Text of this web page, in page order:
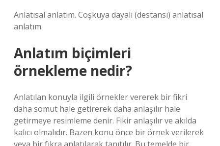
Anlatısal anlatım. Coşkuya dayalı (destansı) anlatısal
anlatım.
Anlatım biçimleri
örnekleme nedir?
Anlatılan konuyla ilgili örnekler vererek bir fikri
daha somut hale getirerek daha anlaşılır hale
getirmeye resimleme denir. Fikir anlaşılır ve akılda
kalıcı olmalıdır. Bazen konu önce bir örnek verilerek